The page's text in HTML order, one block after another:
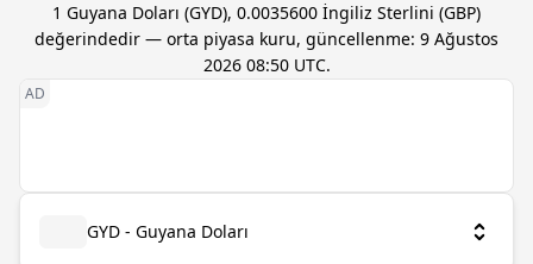
1 Guyana Doları (GYD), 0.0035600 İngiliz Sterlini (GBP)
değerindedir — orta piyasa kuru, güncellenme: 9 Ağustos
2026 08:50 UTC.
GYD - Guyana Doları